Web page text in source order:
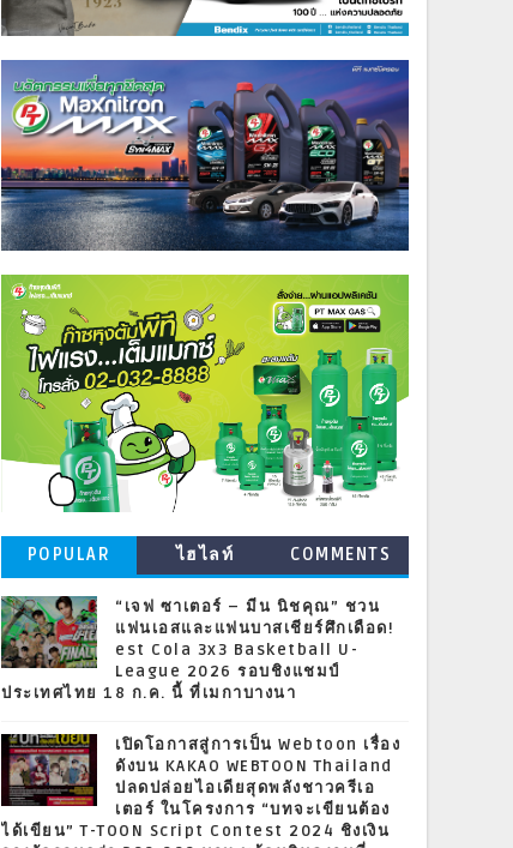
POPULAR ไฮไลท์ COMMENTS
“เจฟ ซาเตอร์ – มีน นิชคุณ” ชวน
แฟนเอสและแฟนบาสเชียร์ศึกเดือด!
est Cola 3x3 Basketball U-
League 2026 รอบชิงแชมป์
ประเทศไทย 18 ก.ค. นี้ ที่เมกาบางนา
เปิดโอกาสสู่การเป็น Webtoon เรื่อง
ดังบน KAKAO WEBTOON Thailand
ปลดปล่อยไอเดียสุดพลังชาวครีเอ
เตอร์ ในโครงการ “บทจะเขียนต้อง
ได้เขียน” T-TOON Script Contest 2024 ชิงเงิน